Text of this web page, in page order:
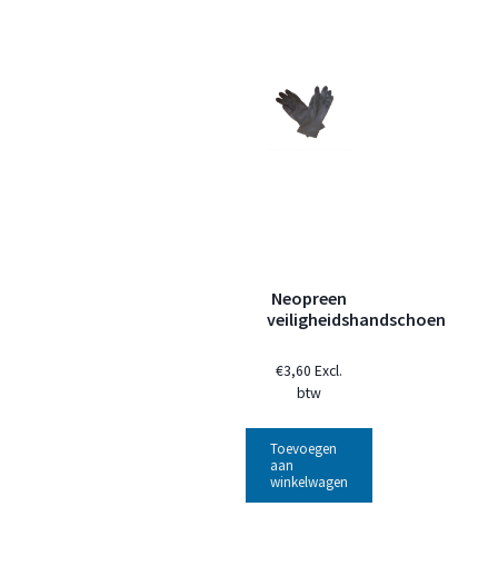
Neopreen
veiligheidshandschoen
€3,60 Excl.
btw
Toevoegen
aan
winkelwagen